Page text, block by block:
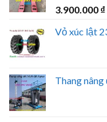
3.900.000 ₫
Vỏ xúc lật
Thang